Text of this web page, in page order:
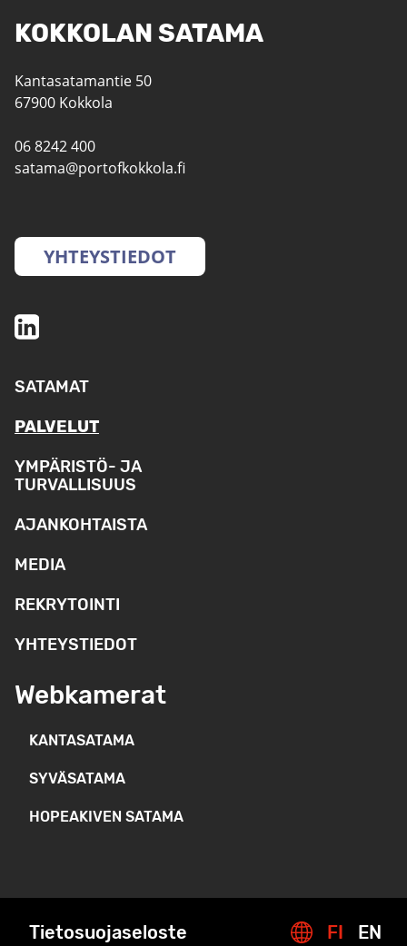
KOKKOLAN SATAMA
Kantasatamantie 50
67900 Kokkola
06 8242 400
satama@portofkokkola.fi
YHTEYSTIEDOT
SATAMAT
PALVELUT
YMPÄRISTÖ- JA
TURVALLISUUS
AJANKOHTAISTA
MEDIA
REKRYTOINTI
YHTEYSTIEDOT
Webkamerat
KANTASATAMA
SYVÄSATAMA
HOPEAKIVEN SATAMA
Tietosuojaseloste FI EN